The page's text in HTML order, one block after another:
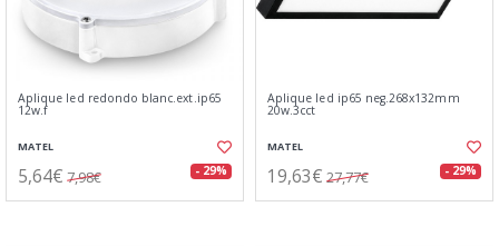
Aplique led redondo blanc.ext.ip65
12w.f
MATEL
5,64€ 7,98€ - 29%
Aplique led ip65 neg.268x132mm
20w.3cct
MATEL
19,63€ 27,77€ - 29%